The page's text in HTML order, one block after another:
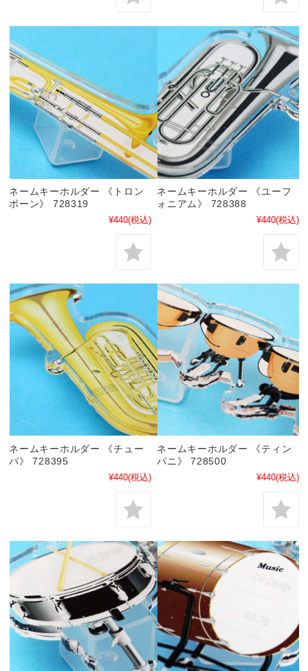
ネームキーホルダー 《トロン
ボーン》 728319
¥440(税込)
ネームキーホルダー 《ユーフ
ォニアム》 728388
¥440(税込)
ネームキーホルダー 《チュー
バ》 728395
¥440(税込)
ネームキーホルダー 《ティン
パニ》 728500
¥440(税込)